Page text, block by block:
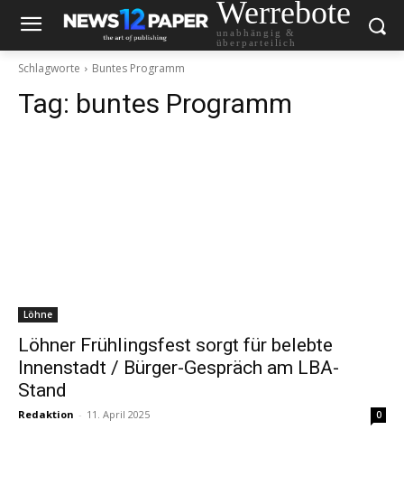
Werrebote
unabhängig &
überparteilich
Schlagworte Buntes Programm
Tag: buntes Programm
Löhne
Löhner Frühlingsfest sorgt für belebte
Innenstadt / Bürger-Gespräch am LBA-
Stand
Redaktion - 11. April 2025 0